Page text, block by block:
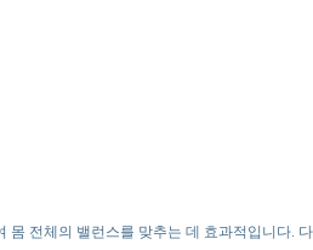
전체의 밸런스를 맞추는 데 효과적입니다.